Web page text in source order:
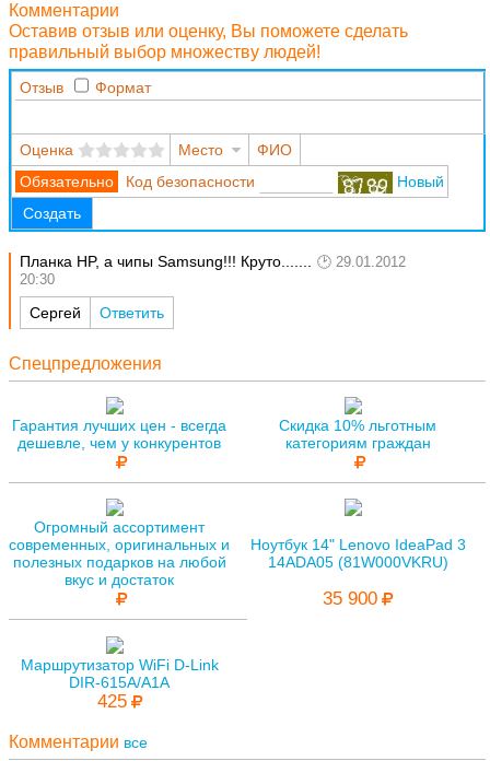
Комментарии
Оставив отзыв или оценку, Вы поможете сделать
правильный выбор множеству людей!
Отзыв Формат
Оценка Место
ФИО
Код безопасности
Новый
Создать
Планка HP, а чипы Samsung!!! Круто.......
29.01.2012
20:30
Сергей Ответить
Спецпредложения
Гарантия лучших цен - всегда
дешевле, чем у конкурентов
Скидка 10% льготным
категориям граждан
Огромный ассортимент
современных, оригинальных и
полезных подарков на любой
вкус и достаток
Ноутбук 14" Lenovo IdeaPad 3
14ADA05 (81W000VKRU)
35 900
Маршрутизатор WiFi D-Link
DIR-615A/A1A
425
Комментарии все